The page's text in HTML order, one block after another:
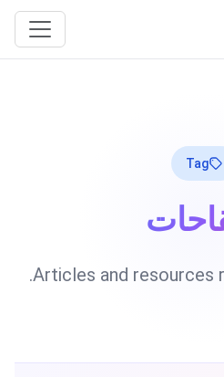
Tag
Articles and resources